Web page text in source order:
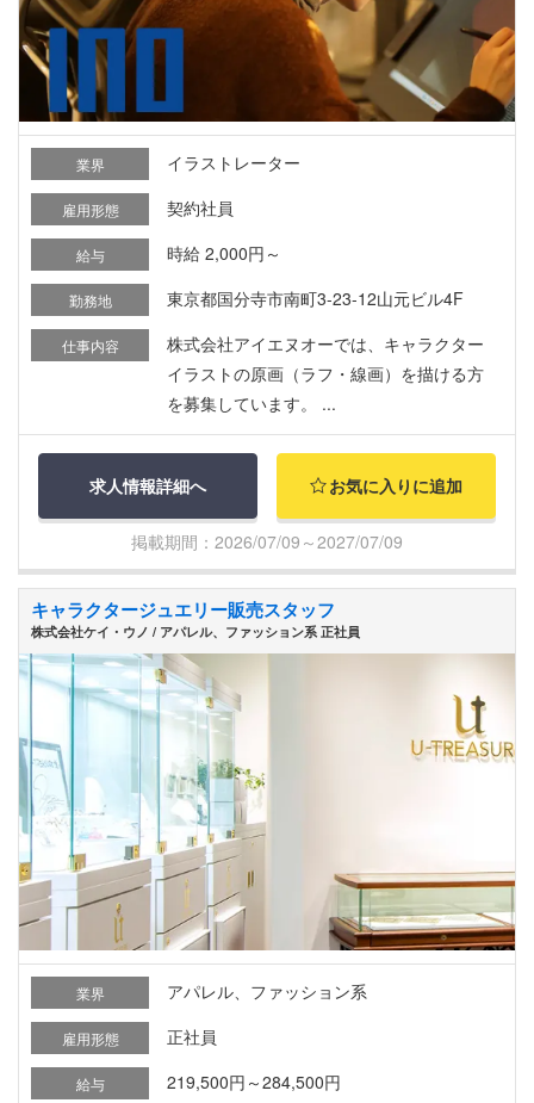
業界 イラストレーター
雇用形態 契約社員
給与 時給 2,000円～
勤務地 東京都国分寺市南町3-23-12山元ビル4F
仕事内容
株式会社アイエヌオーでは、キャラクター
イラストの原画（ラフ・線画）を描ける方
を募集しています。 ...
求人情報詳細へ お気に入りに追加
掲載期間：2026/07/09～2027/07/09
キャラクタージュエリー販売スタッフ
株式会社ケイ・ウノ / アパレル、ファッション系 正社員
業界 アパレル、ファッション系
雇用形態 正社員
給与 219,500円～284,500円